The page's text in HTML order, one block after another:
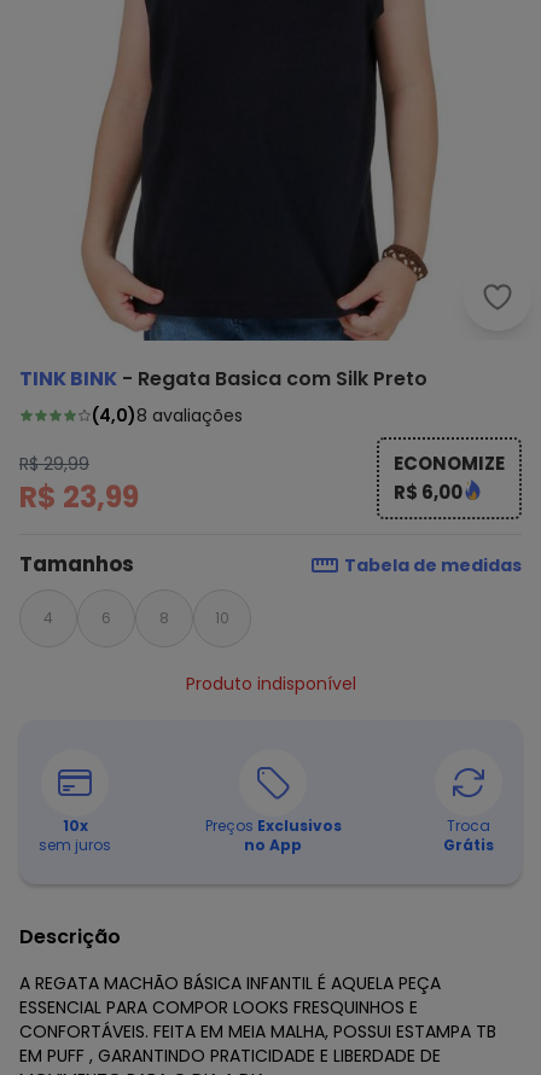
Tink
TINK BINK - Regata Basica com Silk Preto
(4,0)8 avaliações
R$ 29,99
R$ 23,99
ECONOMIZE
R$ 6,00
Tamanhos Tabela de medidas
4 6 8 10
Produto indisponível
10x
sem juros
Preços Exclusivos
no App
Troca
Grátis
Descrição
A REGATA MACHÃO BÁSICA INFANTIL É AQUELA PEÇA
ESSENCIAL PARA COMPOR LOOKS FRESQUINHOS E
CONFORTÁVEIS. FEITA EM MEIA MALHA, POSSUI ESTAMPA TB
EM PUFF , GARANTINDO PRATICIDADE E LIBERDADE DE